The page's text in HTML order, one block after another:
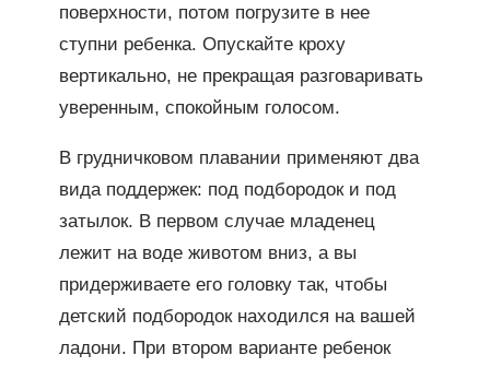
поверхности, потом погрузите в нее
ступни ребенка. Опускайте кроху
вертикально, не прекращая разговаривать
уверенным, спокойным голосом.
В грудничковом плавании применяют два
вида поддержек: под подбородок и под
затылок. В первом случае младенец
лежит на воде животом вниз, а вы
придерживаете его головку так, чтобы
детский подбородок находился на вашей
ладони. При втором варианте ребенок